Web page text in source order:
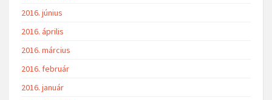
2016. június
2016. április
2016. március
2016. február
2016. január